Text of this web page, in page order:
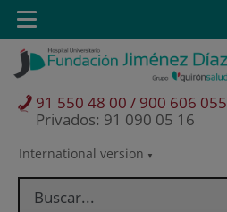
Saltar al contenido
Saltar
contenido
Selector
idioma
International version
91 550 48 00 / 900 606 055
Privados: 91 090 05 16
Toggle
navigation